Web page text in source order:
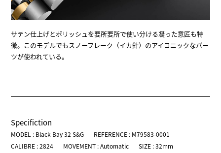
サテン仕上げとポリッシュを要所要所で使い分ける凝った意匠も特
徴。このモデルでもスノーフレーク（イカ針）のアイコニックなパー
ツが使われている。
Specifiction
MODEL : Black Bay 32 S&G
REFERENCE : M79583-0001
CALIBRE : 2824
MOVEMENT : Automatic
SIZE : 32mm